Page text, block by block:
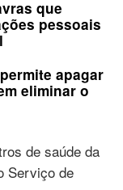
que
pessoais
apagar
eliminar o
de saúde da
Serviço de